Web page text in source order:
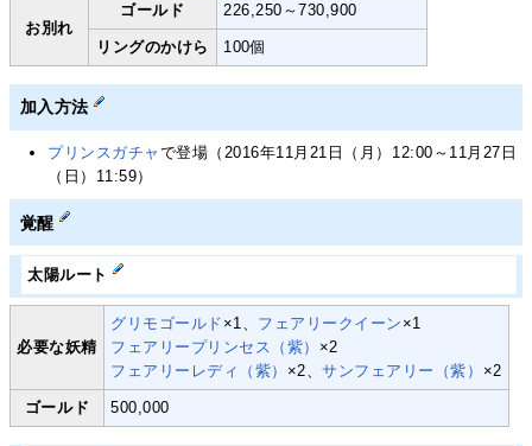
お別れ
ゴールド 226,250～730,900
リングのかけら 100個
加入方法
プリンスガチャ で登場（2016年11月21日（月）12:00～11月27日
（日）11:59）
覚醒
太陽ルート
必要な妖精
グリモゴールド ×1、 フェアリークイーン ×1
フェアリープリンセス（紫） ×2
フェアリーレディ（紫） ×2、サンフェアリー（紫） ×2
ゴールド 500,000